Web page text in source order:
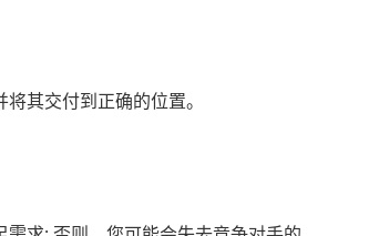
其交付到正确的位置。